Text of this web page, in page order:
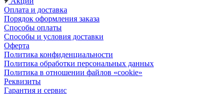
Оплата и доставка
Порядок оформления заказа
Способы оплаты
Способы и условия доставки
Оферта
Политика конфиденциальности
Политика обработки персональных данных
Политика в отношении файлов «cookie»
Реквизиты
Гарантия и сервис